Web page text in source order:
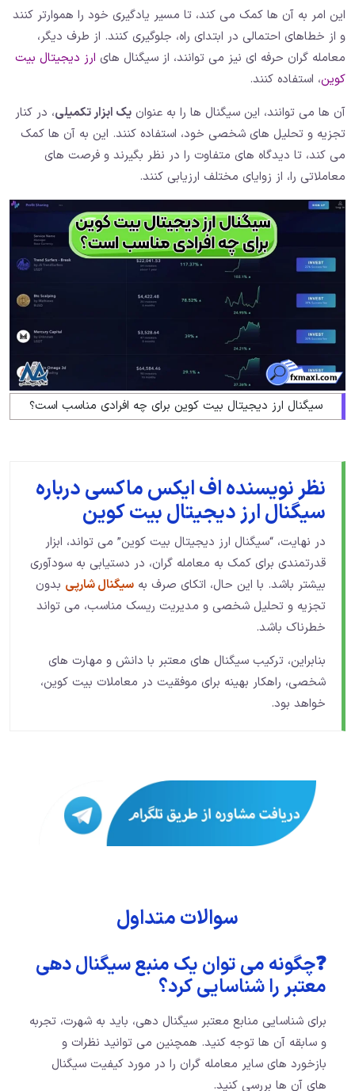
این امر به آن ها کمک می کند، تا مسیر یادگیری خود را هموارتر کنند
و از خطاهای احتمالی در ابتدای راه، جلوگیری کنند. از طرف دیگر،
معامله گران حرفه ای نیز می توانند، از سیگنال های ارز دیجیتال بیت
کوین، استفاده کنند.
آن ها می توانند، این سیگنال ها را به عنوان یک ابزار تکمیلی، در کنار
تجزیه و تحلیل های شخصی خود، استفاده کنند. این به آن ها کمک
می کند، تا دیدگاه های متفاوت را در نظر بگیرند و فرصت های
معاملاتی را، از زوایای مختلف ارزیابی کنند.
سیگنال ارز دیجیتال بیت کوین برای چه افرادی مناسب است؟
نظر نویسنده اف ایکس ماکسی درباره
سیگنال ارز دیجیتال بیت کوین
در نهایت، “سیگنال ارز دیجیتال بیت کوین” می تواند، ابزار
قدرتمندی برای کمک به معامله گران، در دستیابی به سودآوری
بیشتر باشد. با این حال، اتکای صرف به سیگنال‌ شارپی بدون
تجزیه و تحلیل شخصی و مدیریت ریسک مناسب، می تواند
خطرناک باشد.
بنابراین، ترکیب سیگنال های معتبر با دانش و مهارت های
شخصی، راهکار بهینه برای موفقیت در معاملات بیت کوین،
خواهد بود.
سوالات متداول
❓چگونه می توان یک منبع سیگنال دهی
معتبر را شناسایی کرد؟
برای شناسایی منابع معتبر سیگنال دهی، باید به شهرت، تجربه
و سابقه آن ها توجه کنید. همچنین می توانید نظرات و
بازخورد های سایر معامله گران را در مورد کیفیت سیگنال
های آن ها بررسی کنید.